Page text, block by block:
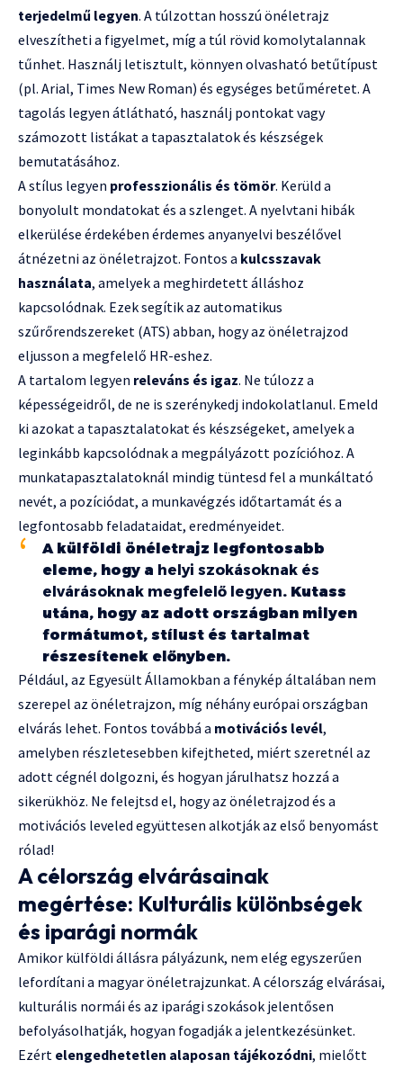
terjedelmű legyen. A túlzottan hosszú önéletrajz
elveszítheti a figyelmet, míg a túl rövid komolytalannak
tűnhet. Használj letisztult, könnyen olvasható betűtípust
(pl. Arial, Times New Roman) és egységes betűméretet. A
tagolás legyen átlátható, használj pontokat vagy
számozott listákat a tapasztalatok és készségek
bemutatásához.
A stílus legyen professzionális és tömör. Kerüld a
bonyolult mondatokat és a szlenget. A nyelvtani hibák
elkerülése érdekében érdemes anyanyelvi beszélővel
átnézetni az önéletrajzot. Fontos a kulcsszavak
használata, amelyek a meghirdetett álláshoz
kapcsolódnak. Ezek segítik az automatikus
szűrőrendszereket (ATS) abban, hogy az önéletrajzod
eljusson a megfelelő HR-eshez.
A tartalom legyen releváns és igaz. Ne túlozz a
képességeidről, de ne is szerénykedj indokolatlanul. Emeld
ki azokat a tapasztalatokat és készségeket, amelyek a
leginkább kapcsolódnak a megpályázott pozícióhoz. A
munkatapasztalatoknál mindig tüntesd fel a munkáltató
nevét, a pozíciódat, a munkavégzés időtartamát és a
legfontosabb feladataidat, eredményeidet.
A külföldi önéletrajz legfontosabb
eleme, hogy a helyi szokásoknak és
elvárásoknak megfelelő legyen. Kutass
utána, hogy az adott országban milyen
formátumot, stílust és tartalmat
részesítenek előnyben.
Például, az Egyesült Államokban a fénykép általában nem
szerepel az önéletrajzon, míg néhány európai országban
elvárás lehet. Fontos továbbá a motivációs levél,
amelyben részletesebben kifejtheted, miért szeretnél az
adott cégnél dolgozni, és hogyan járulhatsz hozzá a
sikerükhöz. Ne felejtsd el, hogy az önéletrajzod és a
motivációs leveled együttesen alkotják az első benyomást
rólad!
A célország elvárásainak
megértése: Kulturális különbségek
és iparági normák
Amikor külföldi állásra pályázunk, nem elég egyszerűen
lefordítani a magyar önéletrajzunkat. A célország elvárásai,
kulturális normái és az iparági szokások jelentősen
befolyásolhatják, hogyan fogadják a jelentkezésünket.
Ezért elengedhetetlen alaposan tájékozódni, mielőtt